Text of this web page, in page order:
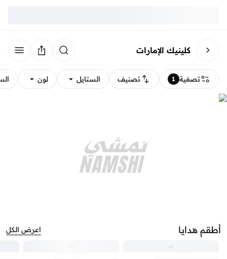
كلينيك الإمارات
تصفية 1 تصنيف الستايل لون
أطقم هدايا اعرض الكل